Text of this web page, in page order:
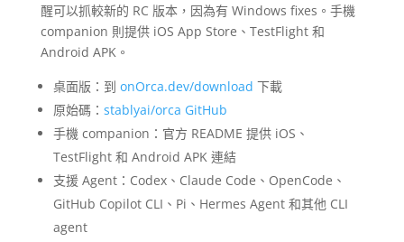
醒可以抓較新的 RC 版本，因為有 Windows fixes。手機
companion 則提供 iOS App Store、TestFlight 和
Android APK。
桌面版：到 onOrca.dev/download 下載
原始碼： stablyai/orca GitHub
手機 companion：官方 README 提供 iOS、
TestFlight 和 Android APK 連結
支援 Agent：Codex、Claude Code、OpenCode、
GitHub Copilot CLI、Pi、Hermes Agent 和其他 CLI
agent